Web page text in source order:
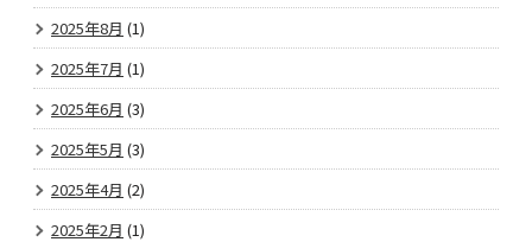
2025年8月 (1)
2025年7月 (1)
2025年6月 (3)
2025年5月 (3)
2025年4月 (2)
2025年2月 (1)